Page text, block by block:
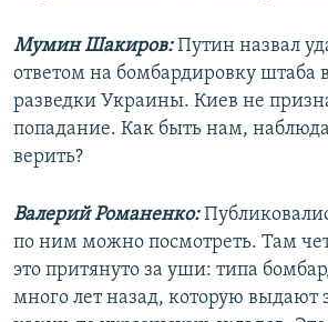
Мумин Шакиров:Путин назвал
ответом на бомбардировку штаба
разведки Украины. Киев не
попадание. Как быть нам,
верить?
Валерий Романенко:
по ним можно посмотреть. Там
это притянуто за уши: типа
много лет назад, которую выдают